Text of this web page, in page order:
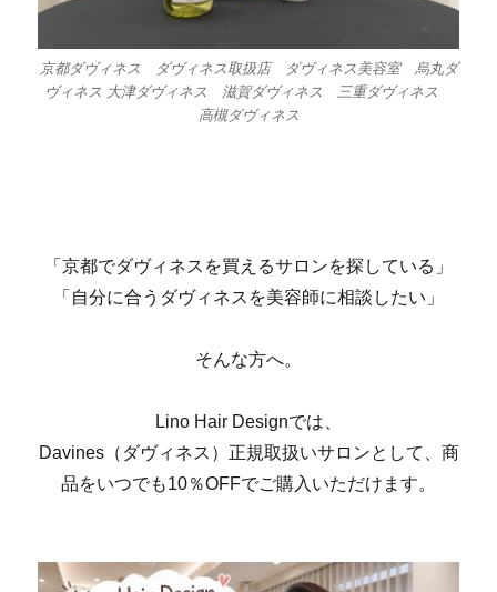
京都ダヴィネス ダヴィネス取扱店 ダヴィネス美容室 烏丸ダ
ヴィネス 大津ダヴィネス 滋賀ダヴィネス 三重ダヴィネス
高槻ダヴィネス
「京都でダヴィネスを買えるサロンを探している」
「自分に合うダヴィネスを美容師に相談したい」
そんな方へ。
Lino Hair Designでは、
Davines（ダヴィネス）正規取扱いサロンとして、商
品をいつでも10％OFFでご購入いただけます。